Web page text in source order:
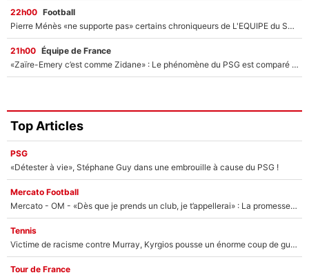
22h00 Football
Pierre Ménès «ne supporte pas» certains chroniqueurs de L'EQUIPE du Soir : Ils vont tous partir !
21h00 Équipe de France
«Zaïre-Emery c’est comme Zidane» : Le phénomène du PSG est comparé à son nouveau sélectionneur... et ils vont se retrouver en Bleus !
Top Articles
PSG
«Détester à vie», Stéphane Guy dans une embrouille à cause du PSG !
Mercato Football
Mercato - OM - «Dès que je prends un club, je t’appellerai» : La promesse de Marcelino au moment de claquer la porte
Tennis
Victime de racisme contre Murray, Kyrgios pousse un énorme coup de gueule !
Tour de France